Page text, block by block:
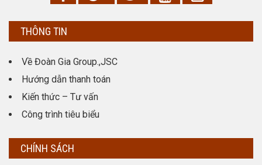
THÔNG TIN
Về Đoàn Gia Group.,JSC
Hướng dẫn thanh toán
Kiến thức – Tư vấn
Công trình tiêu biểu
CHÍNH SÁCH